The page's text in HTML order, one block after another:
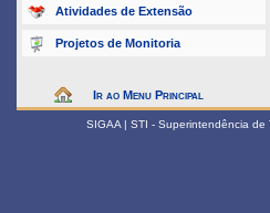
Atividades de Extensão
Projetos de Monitoria
Ir ao Menu Principal
SIGAA | STI - Superintendência